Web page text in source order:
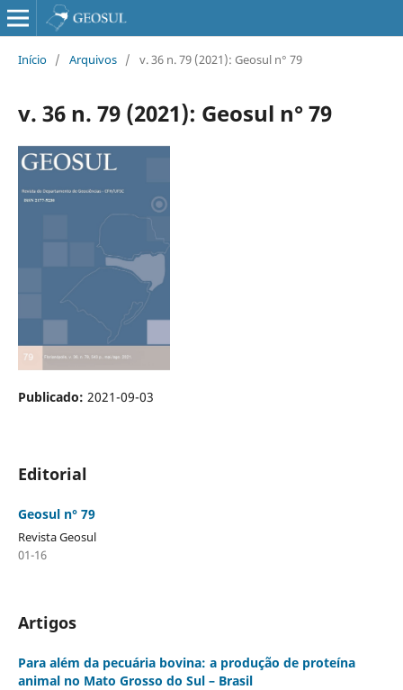
Início / Arquivos / v. 36 n. 79 (2021): Geosul n° 79
v. 36 n. 79 (2021): Geosul n° 79
Publicado: 2021-09-03
Editorial
Geosul n° 79
Revista Geosul
01-16
Artigos
Para além da pecuária bovina: a produção de proteína
animal no Mato Grosso do Sul – Brasil